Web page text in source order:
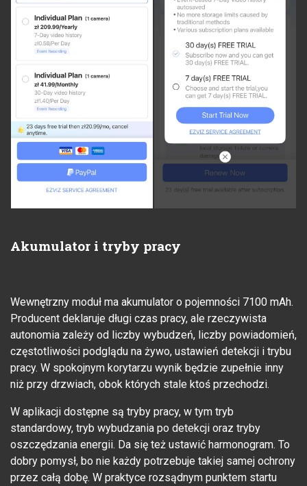
Akumulator i tryby pracy
Wewnętrzny moduł ma akumulator o pojemności 7100 mAh.
Producent deklaruje długi czas pracy, ale rzeczywista
autonomia zależy od liczby wybudzeń, liczby powiadomień,
częstotliwości podglądu na żywo, ustawień detekcji i trybu
pracy. W spokojnym korytarzu wynik będzie zupełnie inny
niż przy drzwiach, obok których stale ktoś przechodzi.
W aplikacji dostępne są tryby pracy, w tym tryb
standardowy, tryb wybudzania po detekcji oraz tryby
oszczędzania energii. Da się też ustawić harmonogram. To
dobry pomysł, bo nie każdy potrzebuje takiej samej ochrony
przez całą dobę. W praktyce rozsądnym punktem startu